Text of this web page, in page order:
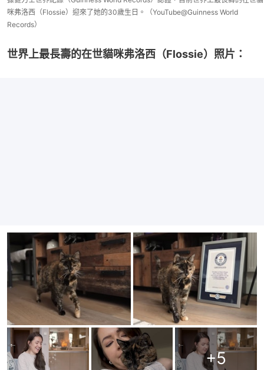
咪弗洛西（Flossie）迎來了她的30歲生日。（YouTube@Guinness World
Records）
世界上最長壽的在世貓咪弗洛西（Flossie）照片：
+5